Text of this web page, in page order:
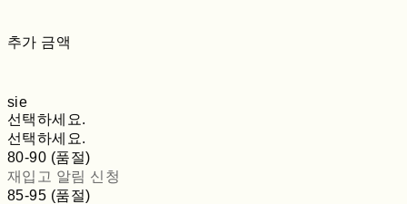
추가 금액
sie
선택하세요.
선택하세요.
80-90 (품절)
재입고 알림 신청
85-95 (품절)